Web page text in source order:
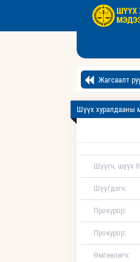
Жагсаалт
Шүүх хуралдааны
Шүүгч, шүүх
Шүүгдэгч:
Прокурор:
Прокурор:
Өмгөөлөгч: